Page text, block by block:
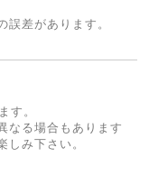
差があります。
す。
なる場合もあります
しみ下さい。